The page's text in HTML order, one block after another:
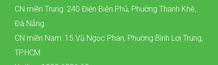
CN miền Trung: 240 Điện Biên Phủ, Phường Thanh Khê,
Đà Nẵng
CN miền Nam: 15 Vũ Ngọc Phan, Phường Bình Lợi Trung,
TP.HCM